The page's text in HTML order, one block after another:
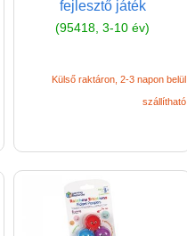
fejlesztő játék
(95418, 3-10 év)
Külső raktáron, 2-3 napon belül
szállítható